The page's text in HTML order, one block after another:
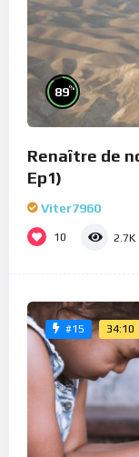
89%
Renaître de
Ep1)
Viter7960
10 2.7K
#15 34:10